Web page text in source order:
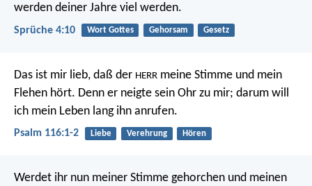
werden deiner Jahre viel werden.
Sprüche 4:10 Wort Gottes Gehorsam Gesetz
Das ist mir lieb, daß der HERR meine Stimme und mein
Flehen hört. Denn er neigte sein Ohr zu mir; darum will
ich mein Leben lang ihn anrufen.
Psalm 116:1-2 Liebe Verehrung Hören
Werdet ihr nun meiner Stimme gehorchen und meinen